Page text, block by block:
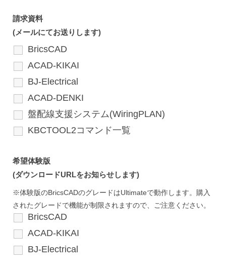
請求資料
(メールにてお送りします)
BricsCAD
ACAD-KIKAI
BJ-Electrical
ACAD-DENKI
盤配線支援システム(WiringPLAN)
KBCTOOL2コマンド一覧
希望体験版
(ダウンロードURLをお知らせします)
BricsCAD
ACAD-KIKAI
BJ-Electrical
※体験版のBricsCADのグレードはUltimateで動作します。購入
されたグレードで機能が制限されますので、ご注意ください。